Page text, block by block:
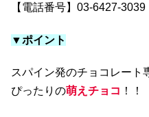
【電話番号】03-6427-3039
▼ポイント
スパイン発のチョコレート
ぴったりの萌えチョコ ！！